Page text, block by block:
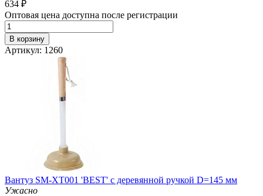
634 ₽
Оптовая цена доступна после регистрации
В корзину
Артикул: 1260
Вантуз SM-XT001 'BEST' с деревянной ручкой D=145 мм
Ужасно